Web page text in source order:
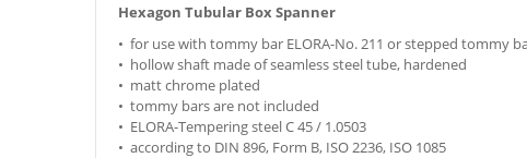
images
gallery
Hexagon Tubular Box Spanner
• for use with tommy bar ELORA-No. 211 or stepped tommy
• hollow shaft made of seamless steel tube, hardened
• matt chrome plated
• tommy bars are not included
• ELORA-Tempering steel C 45 / 1.0503
• according to DIN 896, Form B, ISO 2236, ISO 1085